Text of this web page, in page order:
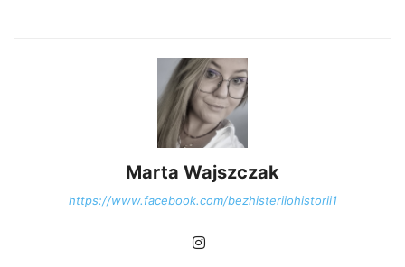
Marta Wajszczak
https://www.facebook.com/bezhisteriiohistorii1